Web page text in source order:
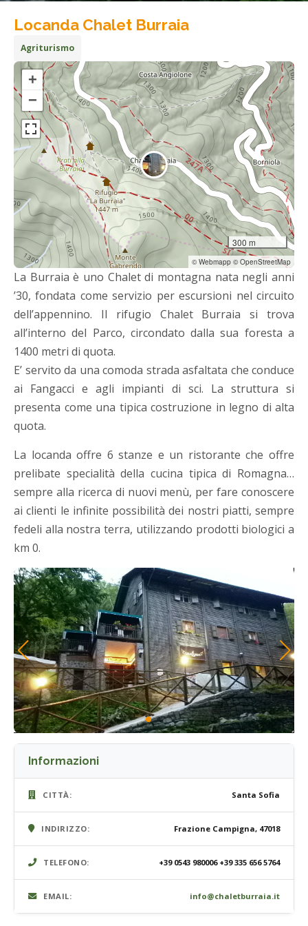
Locanda Chalet Burraia
Agriturismo
+
−
300 m
© Webmapp © OpenStreetMap
La Burraia è uno Chalet di montagna nata negli anni
’30, fondata come servizio per escursioni nel circuito
dell’appennino. Il rifugio Chalet Burraia si trova
all’interno del Parco, circondato dalla sua foresta a
1400 metri di quota.
E’ servito da una comoda strada asfaltata che conduce
ai Fangacci e agli impianti di sci. La struttura si
presenta come una tipica costruzione in legno di alta
quota.
La locanda offre 6 stanze e un ristorante che offre
prelibate specialità della cucina tipica di Romagna…
sempre alla ricerca di nuovi menù, per fare conoscere
ai clienti le infinite possibilità dei nostri piatti, sempre
fedeli alla nostra terra, utilizzando prodotti biologici a
km 0.
Informazioni
CITTÀ: Santa Sofia
INDIRIZZO: Frazione Campigna, 47018
TELEFONO: +39 0543 980006 +39 335 656 5764
EMAIL: info@chaletburraia.it